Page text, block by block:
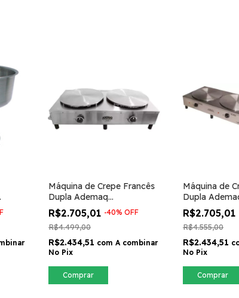
Máquina de Crepe Francês
Dupla Ademaq
Panquequeira a Gás
R$2.705,01 -40% OFF
R$4.499,00
R$2.434,51 com A combinar
No Pix
Máquina de
Dupla
R$2.705,01
R$4.555,00
R$2.434,51
No Pix
Comprar